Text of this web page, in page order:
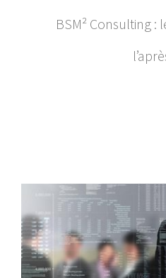
BSM² Consulting